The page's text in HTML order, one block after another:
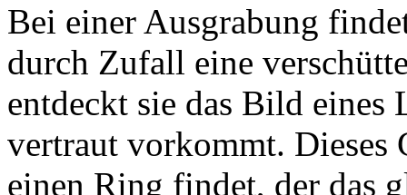
Bei einer Ausgrabung
durch Zufall eine
entdeckt sie das Bild eines
vertraut vorkommt. Dieses
einen Ring findet, der das